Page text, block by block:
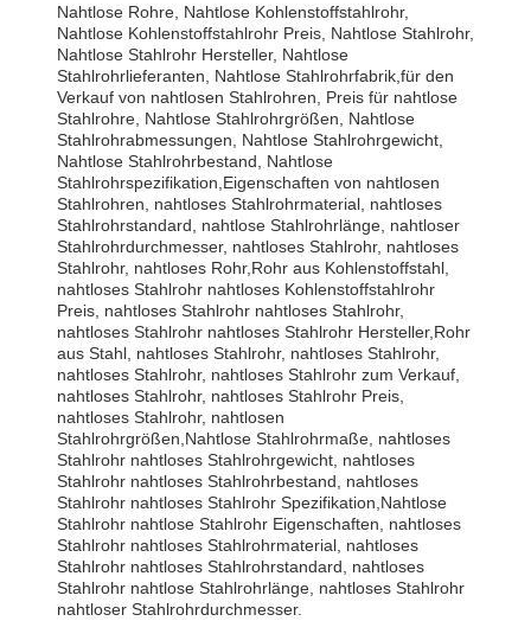
Nahtlose Rohre, Nahtlose Kohlenstoffstahlrohr,
Nahtlose Kohlenstoffstahlrohr Preis, Nahtlose Stahlrohr,
Nahtlose Stahlrohr Hersteller, Nahtlose
Stahlrohrlieferanten, Nahtlose Stahlrohrfabrik,für den
Verkauf von nahtlosen Stahlrohren, Preis für nahtlose
Stahlrohre, Nahtlose Stahlrohrgrößen, Nahtlose
Stahlrohrabmessungen, Nahtlose Stahlrohrgewicht,
Nahtlose Stahlrohrbestand, Nahtlose
Stahlrohrspezifikation,Eigenschaften von nahtlosen
Stahlrohren, nahtloses Stahlrohrmaterial, nahtloses
Stahlrohrstandard, nahtlose Stahlrohrlänge, nahtloser
Stahlrohrdurchmesser, nahtloses Stahlrohr, nahtloses
Stahlrohr, nahtloses Rohr,Rohr aus Kohlenstoffstahl,
nahtloses Stahlrohr nahtloses Kohlenstoffstahlrohr
Preis, nahtloses Stahlrohr nahtloses Stahlrohr,
nahtloses Stahlrohr nahtloses Stahlrohr Hersteller,Rohr
aus Stahl, nahtloses Stahlrohr, nahtloses Stahlrohr,
nahtloses Stahlrohr, nahtloses Stahlrohr zum Verkauf,
nahtloses Stahlrohr, nahtloses Stahlrohr Preis,
nahtloses Stahlrohr, nahtlosen
Stahlrohrgrößen,Nahtlose Stahlrohrmaße, nahtloses
Stahlrohr nahtloses Stahlrohrgewicht, nahtloses
Stahlrohr nahtloses Stahlrohrbestand, nahtloses
Stahlrohr nahtloses Stahlrohr Spezifikation,Nahtlose
Stahlrohr nahtlose Stahlrohr Eigenschaften, nahtloses
Stahlrohr nahtloses Stahlrohrmaterial, nahtloses
Stahlrohr nahtloses Stahlrohrstandard, nahtloses
Stahlrohr nahtlose Stahlrohrlänge, nahtloses Stahlrohr
nahtloser Stahlrohrdurchmesser.